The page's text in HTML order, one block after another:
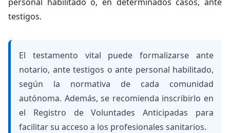
testigos.
El testamento vital puede formalizarse ante
notario, ante testigos o ante personal habilitado,
según la normativa de cada comunidad
autónoma. Además, se recomienda inscribirlo en
el Registro de Voluntades Anticipadas para
facilitar su acceso a los profesionales sanitarios.